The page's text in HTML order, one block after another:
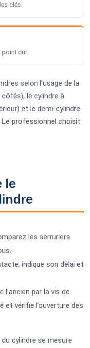
clés.
dur.
selon l’usage de la
le cylindre à
et le demi-cylindre
Le professionnel choisit
le
les serruriers
indique son délai et
l’ancien par la vis de
et vérifie l’ouverture des
cylindre se mesure